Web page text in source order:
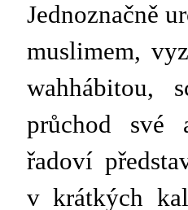
Jednoznačně
muslimem,
wahhábitou,
průchod své
řadoví
v krátkých